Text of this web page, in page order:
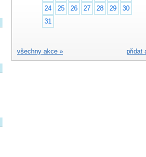
24
25 26 27 28 29
30
31
přidat
všechny akce »